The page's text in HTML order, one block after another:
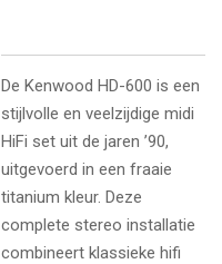
De Kenwood HD-600 is een
stijlvolle en veelzijdige midi
HiFi set uit de jaren ’90,
uitgevoerd in een fraaie
titanium kleur. Deze
complete stereo installatie
combineert klassieke hifi